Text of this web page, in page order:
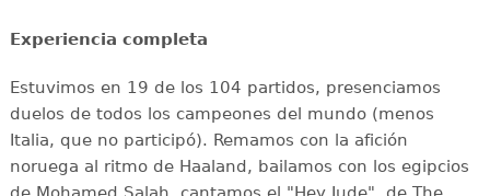
Experiencia completa
Estuvimos en 19 de los 104 partidos, presenciamos
duelos de todos los campeones del mundo (menos
Italia, que no participó). Remamos con la afición
noruega al ritmo de Haaland, bailamos con los egipcios